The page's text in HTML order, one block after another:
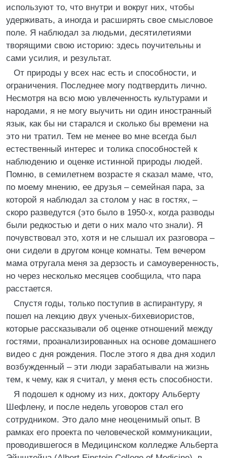
используют то, что внутри и вокруг них, чтобы
удерживать, а иногда и расширять свое смысловое
поле. Я наблюдал за людьми, десятилетиями
творящими свою историю: здесь поучительны и
сами усилия, и результат.
От природы у всех нас есть и способности, и
ограничения. Последнее могу подтвердить лично.
Несмотря на всю мою увлеченность культурами и
народами, я не могу выучить ни один иностранный
язык, как бы ни старался и сколько бы времени на
это ни тратил. Тем не менее во мне всегда был
естественный интерес и толика способностей к
наблюдению и оценке истинной природы людей.
Помню, в семилетнем возрасте я сказал маме, что,
по моему мнению, ее друзья – семейная пара, за
которой я наблюдал за столом у нас в гостях, –
скоро разведутся (это было в 1950-х, когда разводы
были редкостью и дети о них мало что знали). Я
почувствовал это, хотя и не слышал их разговора –
они сидели в другом конце комнаты. Тем вечером
мама отругала меня за дерзость и самоуверенность,
но через несколько месяцев сообщила, что пара
расстается.
Спустя годы, только поступив в аспирантуру, я
пошел на лекцию двух ученых-бихевиористов,
которые рассказывали об оценке отношений между
гостями, проанализированных на основе домашнего
видео с дня рождения. После этого я два дня ходил
возбужденный – эти люди зарабатывали на жизнь
тем, к чему, как я считал, у меня есть способности.
Я подошел к одному из них, доктору Альберту
Шефлену, и после недель уговоров стал его
сотрудником. Это дало мне неоценимый опыт. В
рамках его проекта по человеческой коммуникации,
проводившегося в Медицинском колледже Альберта